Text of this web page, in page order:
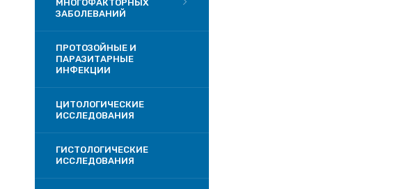
МНОГОФАКТОРНЫХ
ЗАБОЛЕВАНИЙ
ПРОТОЗОЙНЫЕ И
ПАРАЗИТАРНЫЕ
ИНФЕКЦИИ
ЦИТОЛОГИЧЕСКИЕ
ИССЛЕДОВАНИЯ
ГИСТОЛОГИЧЕСКИЕ
ИССЛЕДОВАНИЯ